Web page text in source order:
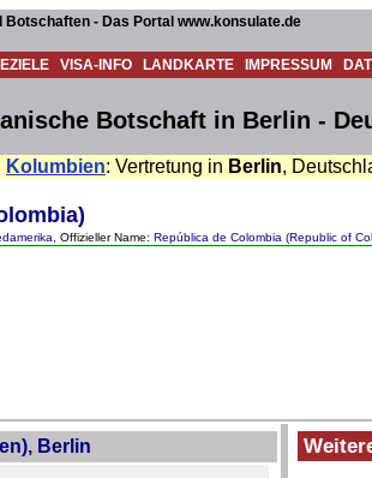
Botschaften - Das Portal www.konsulate.de
VISA-INFO LANDKARTE IMPRESSUM
Botschaft in Berlin -
Kolumbien: Vertretung in Berlin,
, Offizieller Name: República de Colombia (Republic of
Berlin